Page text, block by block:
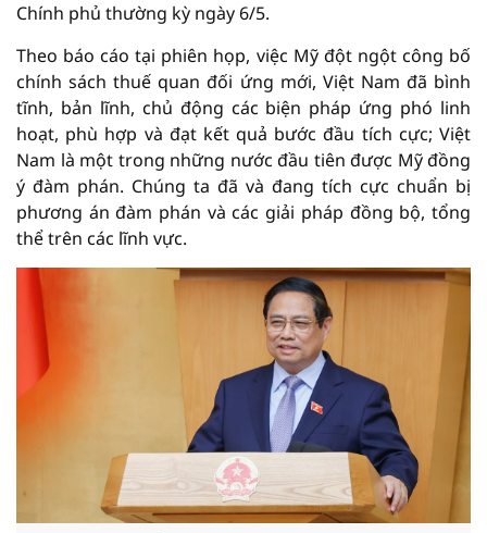
Chính phủ thường kỳ ngày 6/5.
Theo báo cáo tại phiên họp, việc Mỹ đột ngột công bố
chính sách thuế quan đối ứng mới, Việt Nam đã bình
tĩnh, bản lĩnh, chủ động các biện pháp ứng phó linh
hoạt, phù hợp và đạt kết quả bước đầu tích cực; Việt
Nam là một trong những nước đầu tiên được Mỹ đồng
ý đàm phán. Chúng ta đã và đang tích cực chuẩn bị
phương án đàm phán và các giải pháp đồng bộ, tổng
thể trên các lĩnh vực.